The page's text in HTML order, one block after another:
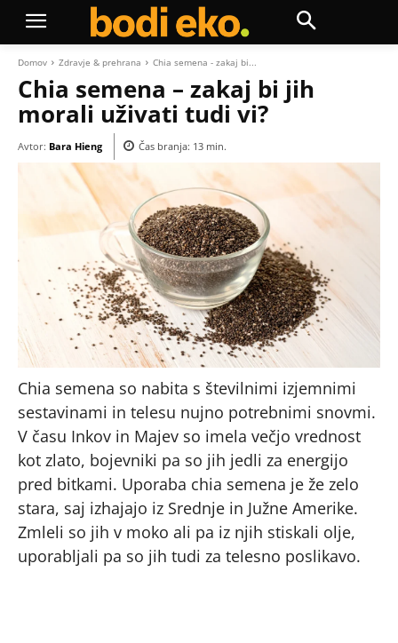
Domov Zdravje & prehrana Chia semena - zakaj bi...
Chia semena – zakaj bi jih
morali uživati tudi vi?
Avtor: Bara Hieng Čas branja: 13 min.
Chia semena so nabita s številnimi izjemnimi
sestavinami in telesu nujno potrebnimi snovmi.
V času Inkov in Majev so imela večjo vrednost
kot zlato, bojevniki pa so jih jedli za energijo
pred bitkami. Uporaba chia semena je že zelo
stara, saj izhajajo iz Srednje in Južne Amerike.
Zmleli so jih v moko ali pa iz njih stiskali olje,
uporabljali pa so jih tudi za telesno poslikavo.